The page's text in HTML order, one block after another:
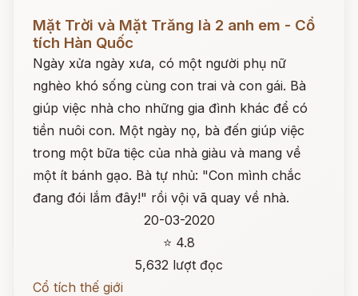
Mặt Trời và Mặt Trăng là 2 anh em - Cổ
tích Hàn Quốc
Ngày xửa ngày xưa, có một người phụ nữ
nghèo khó sống cùng con trai và con gái. Bà
giúp việc nhà cho những gia đình khác để có
tiền nuôi con. Một ngày nọ, bà đến giúp việc
trong một bữa tiệc của nhà giàu và mang về
một ít bánh gạo. Bà tự nhủ: "Con mình chắc
đang đói lắm đây!" rồi vội vã quay về nhà.
20-03-2020
⭐ 4.8
5,632 lượt đọc
Cổ tích thế giới